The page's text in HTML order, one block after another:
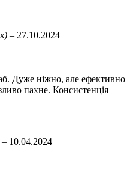
– 27.10.2024
Дуже ніжно, але ефективно
пахне. Консистенція
– 10.04.2024